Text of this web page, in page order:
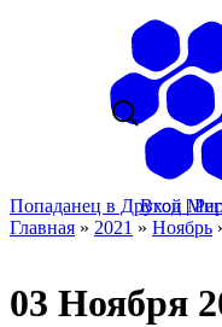
Попаданец в Другой
Вход |
Главная » 2021 » Ноябрь
03 Ноября